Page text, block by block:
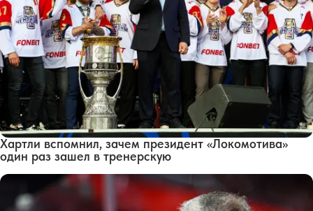
Хартли вспомнил, зачем президент «Локомотива»
один раз зашел в тренерскую